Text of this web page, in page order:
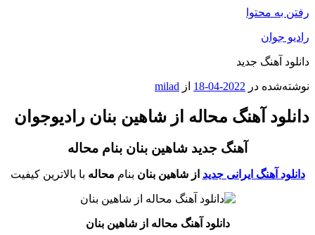
رفتن به محتوا
رادیو جوان
دانلود آهنگ جدید
نوشته‌شده در 2022-04-18 از milad
دانلود آهنگ محاله از شاهین بنان رادیوجوان
آهنگ جدید شاهین بنان بنام محاله
دانلود آهنگ ایرانی جدید از شاهین بنان بنام محاله با بالاترین کیفیت
دانلود آهنگ محاله از شاهین بنان